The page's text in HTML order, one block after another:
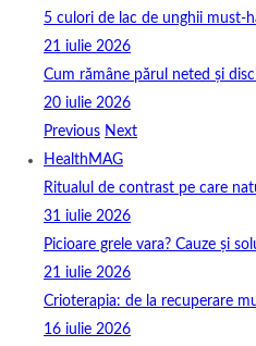
5 culori de lac de unghii
21 iulie 2026
Cum rămâne părul neted și
20 iulie 2026
Previous Next
HealthMAG
Ritualul de contrast pe care
31 iulie 2026
Picioare grele vara? Cauze și
21 iulie 2026
Crioterapia: de la recuperare
16 iulie 2026